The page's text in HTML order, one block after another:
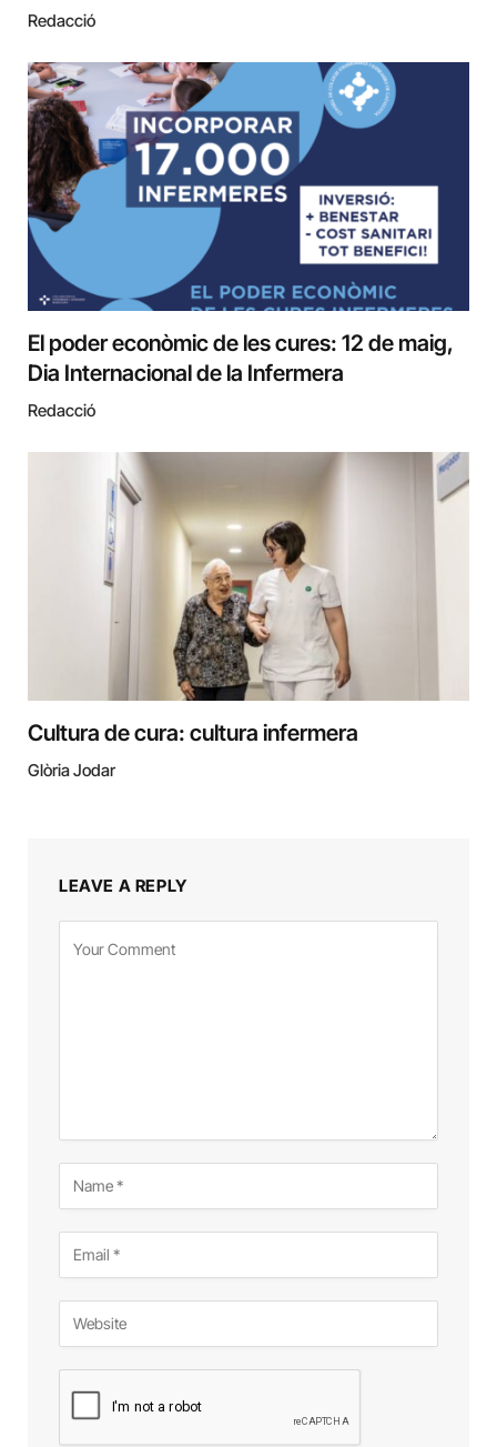
Redacció
El poder econòmic de les cures: 12 de maig,
Dia Internacional de la Infermera
Redacció
Cultura de cura: cultura infermera
Glòria Jodar
LEAVE A REPLY